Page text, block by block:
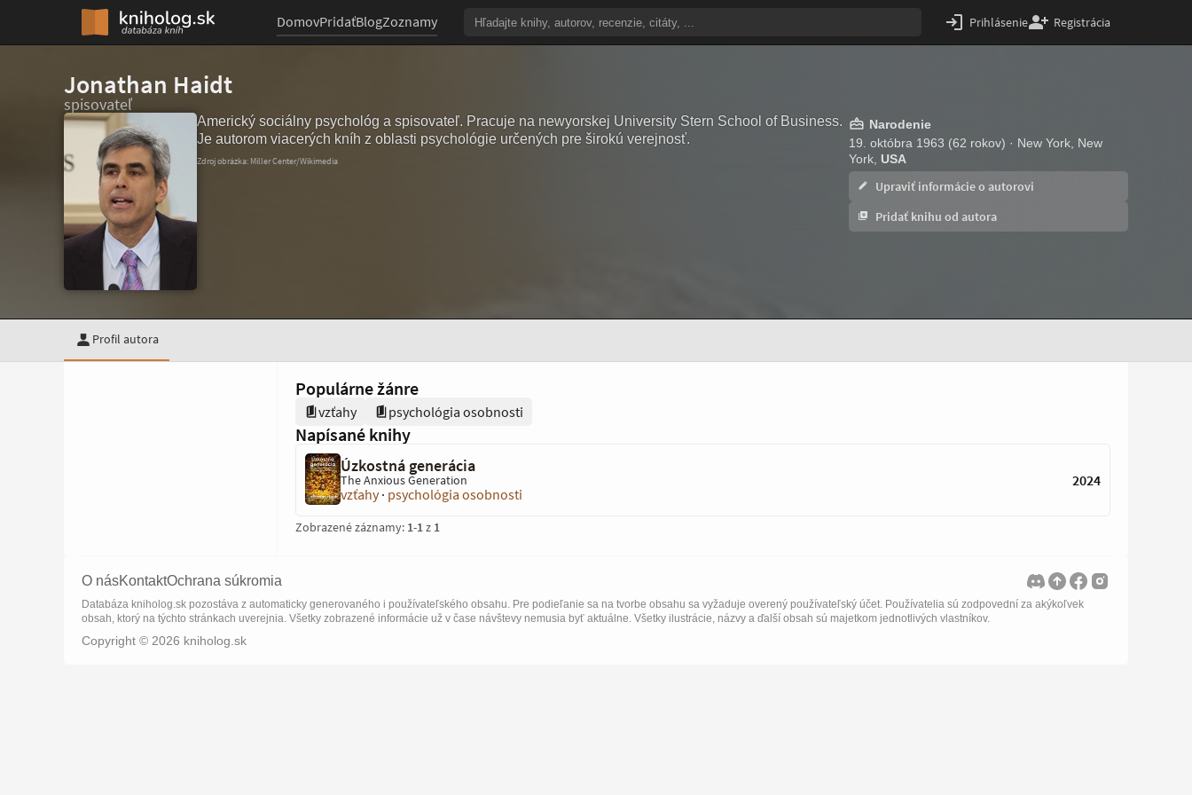
DomovPridaťBlogZoznamy Prihlásenie Registrácia
Jonathan Haidt
spisovateľ
Americký sociálny psychológ a spisovateľ. Pracuje na newyorskej University Stern School of Business.
Je autorom viacerých kníh z oblasti psychológie určených pre širokú verejnosť.
Zdroj obrázka: Miller Center/Wikimedia
Narodenie
19. októbra 1963 (62 rokov) · New York, New
York, USA
Upraviť informácie o autorovi
Pridať knihu od autora
Profil autora
Populárne žánre
vzťahy psychológia osobnosti
Napísané knihy
Úzkostná generácia
The Anxious Generation
vzťahy· psychológia osobnosti
2024
Zobrazené záznamy: 1-1z 1
O násKontaktOchrana súkromia
Databáza kniholog.sk pozostáva z automaticky generovaného i používateľského obsahu. Pre podieľanie sa na tvorbe obsahu sa vyžaduje overený používateľský účet. Používatelia sú zodpovední za akýkoľvek
obsah, ktorý na týchto stránkach uverejnia. Všetky zobrazené informácie už v čase návštevy nemusia byť aktuálne. Všetky ilustrácie, názvy a ďalší obsah sú majetkom jednotlivých vlastníkov.
Copyright © 2026 kniholog.sk